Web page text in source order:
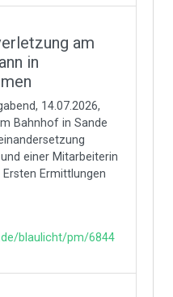
am
in
14.07.2026,
Bahnhof in Sande
einer Mitarbeiterin
Ermittlungen
blaulicht/pm/6844